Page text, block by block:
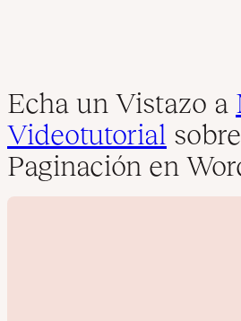
Echa un Vistazo a
Videotutorial
Paginación en